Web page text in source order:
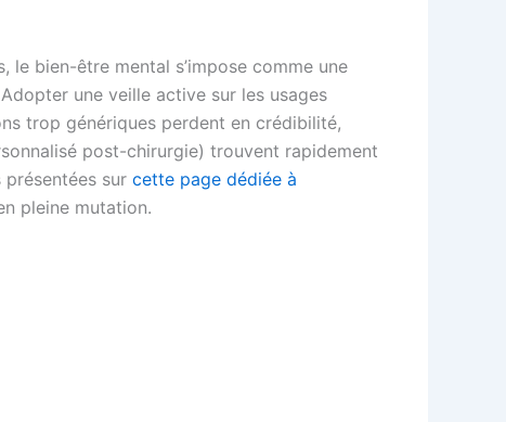
le bien-être mental s’impose comme une
une veille active sur les usages
trop génériques perdent en crédibilité,
post-chirurgie) trouvent rapidement
sur cette page dédiée à
pleine mutation.